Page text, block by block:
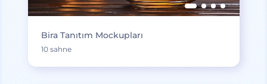
Bira Tanıtım Mockupları
10 sahne